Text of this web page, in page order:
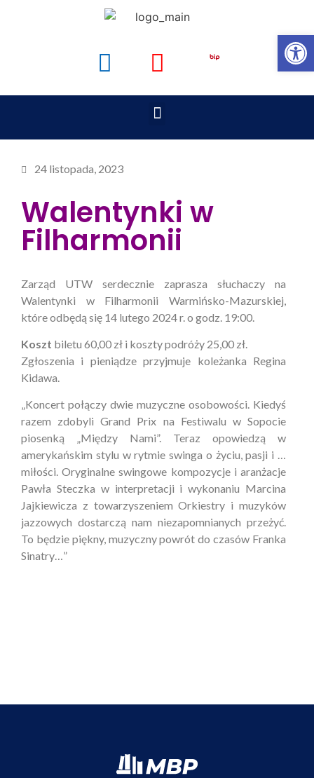
24 listopada, 2023
Walentynki w
Filharmonii
Zarząd UTW serdecznie zaprasza słuchaczy na
Walentynki w Filharmonii Warmińsko-Mazurskiej,
które odbędą się 14 lutego 2024 r. o godz. 19:00.
Koszt biletu 60,00 zł i koszty podróży 25,00 zł.
Zgłoszenia i pieniądze przyjmuje koleżanka Regina
Kidawa.
„Koncert połączy dwie muzyczne osobowości. Kiedyś
razem zdobyli Grand Prix na Festiwalu w Sopocie
piosenką „Między Nami”. Teraz opowiedzą w
amerykańskim stylu w rytmie swinga o życiu, pasji i …
miłości. Oryginalne swingowe kompozycje i aranżacje
Pawła Steczka w interpretacji i wykonaniu Marcina
Jajkiewicza z towarzyszeniem Orkiestry i muzyków
jazzowych dostarczą nam niezapomnianych przeżyć.
To będzie piękny, muzyczny powrót do czasów Franka
Sinatry…”